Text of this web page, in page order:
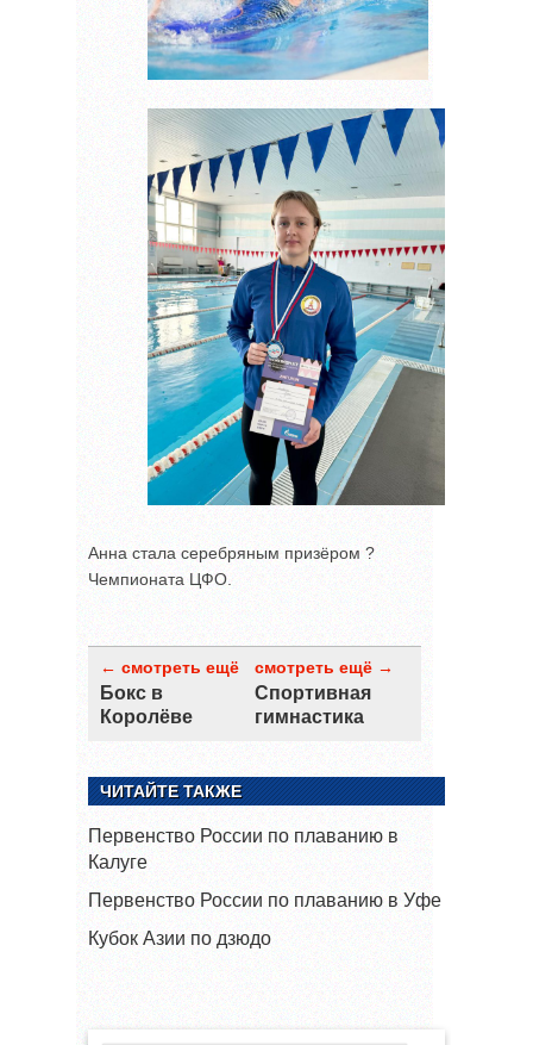
Анна стала серебряным призёром ?
Чемпионата ЦФО.
← смотреть ещё
Бокс в
Королёве
смотреть ещё →
Спортивная
гимнастика
ЧИТАЙТЕ ТАКЖЕ
Первенство России по плаванию в
Калуге
Первенство России по плаванию в Уфе
Кубок Азии по дзюдо